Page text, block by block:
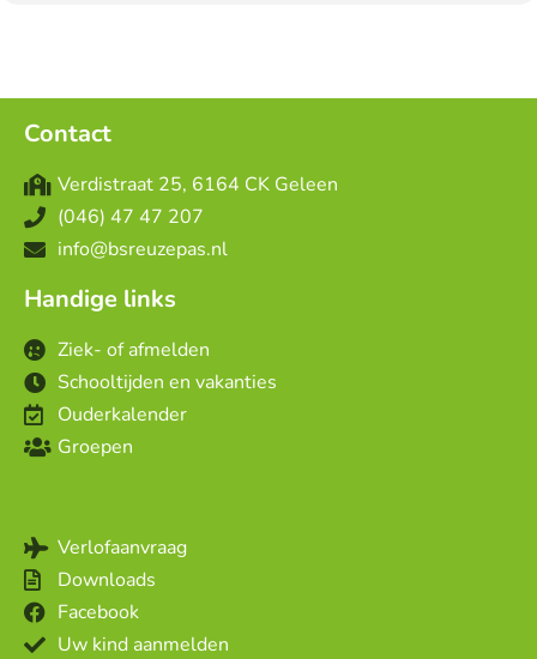
Contact
Verdistraat 25, 6164 CK Geleen
(046) 47 47 207
info@bsreuzepas.nl
Handige links
Ziek- of afmelden
Schooltijden en vakanties
Ouderkalender
Groepen
Verlofaanvraag
Downloads
Facebook
Uw kind aanmelden